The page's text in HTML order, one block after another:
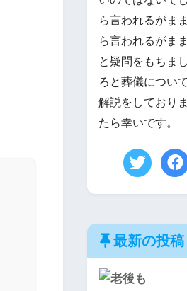
ら言われるがま
ら言われるがま
と疑問をもちま
ろと葬儀につい
解説をしており
たら幸いです。
最新の投稿